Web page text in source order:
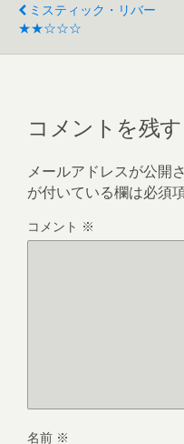
ミスティック・リバー
★★☆☆☆
コメントを残す
メールアドレスが公開
が付いている欄は必須
コメント ※
名前 ※